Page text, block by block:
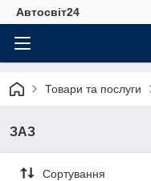
Автосвіт24
Товари та послуги
ЗАЗ
Сортування